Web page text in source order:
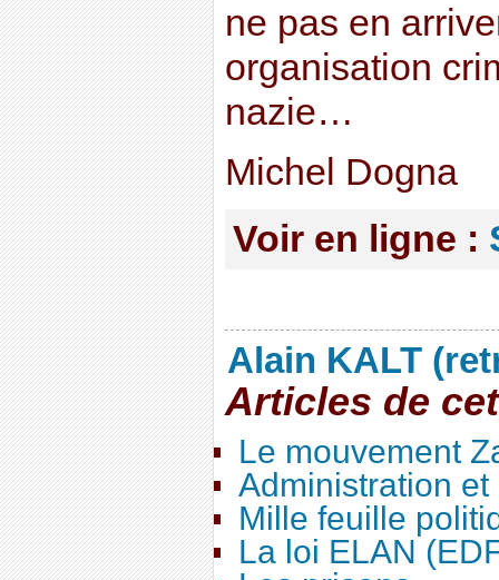
ne pas en
organisation
nazie…
Michel Dogna
Voir en ligne :
Alain KALT
Articles de
Le mouvement
Administration
Mille feuille
La loi ELAN